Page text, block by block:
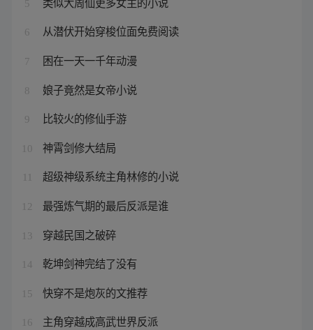
5
6 从潜伏开始穿梭位面免费阅读
7 困在一天一千年动漫
8 娘子竟然是女帝小说
9 比较火的修仙手游
10 神霄剑修大结局
超级神级系统主角林修的小说
12 最强炼气期的最后反派是谁
13 穿越民国之破碎
14 乾坤剑神完结了没有
15 快穿不是炮灰的文推荐
16 主角穿越成高武世界反派